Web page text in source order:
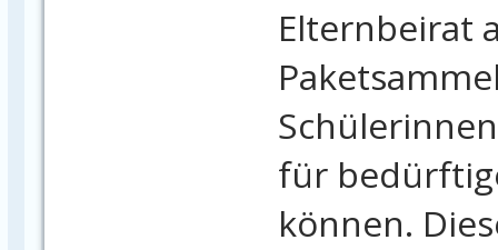
Elternbeirat
für
können.